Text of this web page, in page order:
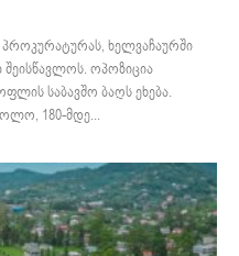
ხელვაჩაურში
შეისწავლოს. ოპოზიცია
საბავშო ბაღს ეხება.
180-მდე...